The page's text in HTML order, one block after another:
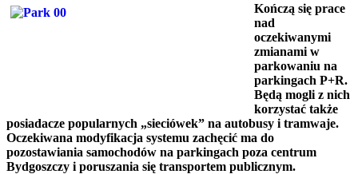
Kończą się prace
nad
oczekiwanymi
zmianami w
parkowaniu na
parkingach P+R.
Będą mogli z nich
korzystać także
posiadacze popularnych „sieciówek” na autobusy i tramwaje.
Oczekiwana modyfikacja systemu zachęcić ma do
pozostawiania samochodów na parkingach poza centrum
Bydgoszczy i poruszania się transportem publicznym.